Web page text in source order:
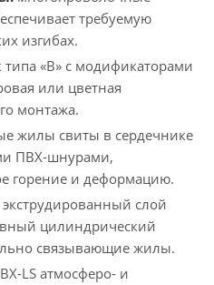
требуемую
изгибах.
типа «В» с модификаторами
или цветная
монтажа.
жилы свиты в сердечнике
ПВХ-шнурами,
горение и деформацию.
экструдированный слой
цилиндрический
связывающие жилы.
LS атмосферо- и